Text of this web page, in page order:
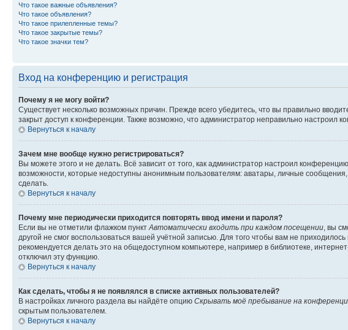
Что такое важные объявления?
Что такое объявления?
Что такое прилепленные темы?
Что такое закрытые темы?
Что такое значки тем?
Вход на конференцию и регистрация
Почему я не могу войти?
Существует несколько возможных причин. Прежде всего убедитесь, что вы правильно
закрыт доступ к конференции. Также возможно, что администратор неправильно настроил
Вернуться к началу
Зачем мне вообще нужно регистрироваться?
Вы можете этого и не делать. Всё зависит от того, как администратор настроил
возможности, которые недоступны анонимным пользователям: аватары, личные сообщения,
сделать.
Вернуться к началу
Почему мне периодически приходится повторять ввод имени и пароля?
Если вы не отметили флажком пункт Автоматически входить при каждом посещении , вы
другой не смог воспользоваться вашей учётной записью. Для того чтобы вам не
рекомендуется делать это на общедоступном компьютере, например в библиотеке,
отключил эту функцию.
Вернуться к началу
Как сделать, чтобы я не появлялся в списке активных пользователей?
В настройках личного раздела вы найдёте опцию Скрывать моё пребывание на
скрытым пользователем.
Вернуться к началу